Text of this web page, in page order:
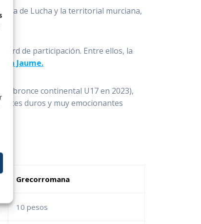
de Lucha y la territorial murciana,
de participación. Entre ellos, la
Jaume.
(bronce continental U17 en 2023),
duros y muy emocionantes
Grecorromana
10 pesos